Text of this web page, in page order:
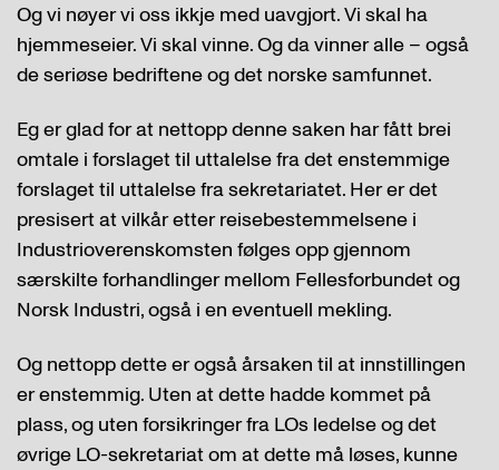
Og vi nøyer vi oss ikkje med uavgjort. Vi skal ha
hjemmeseier. Vi skal vinne. Og da vinner alle – også
de seriøse bedriftene og det norske samfunnet.
Eg er glad for at nettopp denne saken har fått brei
omtale i forslaget til uttalelse fra det enstemmige
forslaget til uttalelse fra sekretariatet. Her er det
presisert at vilkår etter reisebestemmelsene i
Industrioverenskomsten følges opp gjennom
særskilte forhandlinger mellom Fellesforbundet og
Norsk Industri, også i en eventuell mekling.
Og nettopp dette er også årsaken til at innstillingen
er enstemmig. Uten at dette hadde kommet på
plass, og uten forsikringer fra LOs ledelse og det
øvrige LO-sekretariat om at dette må løses, kunne